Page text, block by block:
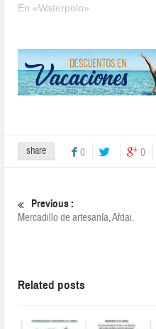
En «Waterpolo»
share 0 0
Previous :
Mercadillo de artesanía, Afdai.
Related posts